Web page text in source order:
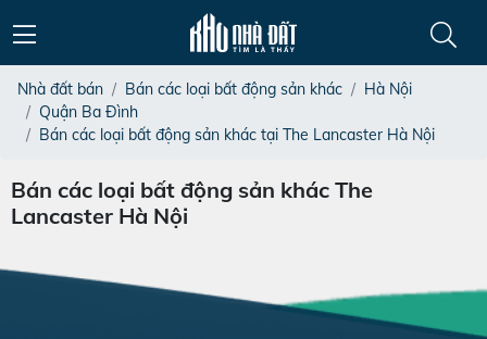
Nhà đất bán Bán các loại bất động sản khác
Hà Nội
Quận Ba Đình
Bán các loại bất động sản khác tại The Lancaster Hà Nội
Bán các loại bất động sản khác The
Lancaster Hà Nội